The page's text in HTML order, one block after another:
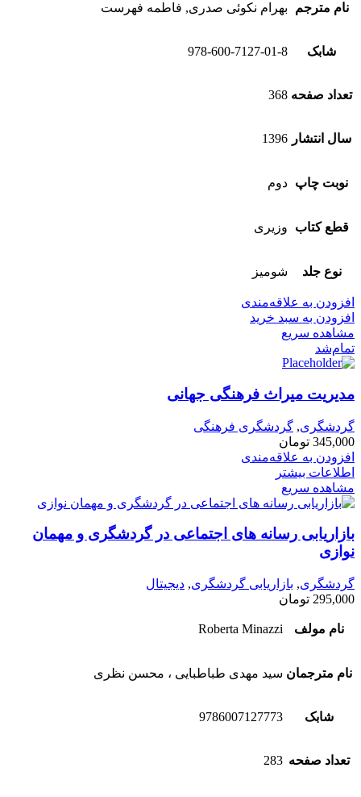
نام مترجم بهرام نکوئی صدری, فاطمه فهرست
شابک 978-600-7127-01-8
تعداد صفحه 368
سال انتشار 1396
نوبت چاپ دوم
قطع کتاب وزیری
نوع جلد شومیز
افزودن به علاقه‌مندی
افزودن به سبد خرید
مشاهده سریع
تمام‌شد
مدیریت میراث فرهنگی جهانی
گردشگری, گردشگری فرهنگی
345,000 تومان
افزودن به علاقه‌مندی
اطلاعات بیشتر
مشاهده سریع
بازاریابی رسانه های اجتماعی در گردشگری و مهمان
نوازی
گردشگری, بازاریابی گردشگری, دیجیتال
295,000 تومان
نام مولف Roberta Minazzi
نام مترجمان سید مهدی طباطبایی ، محسن نظری
شابک 9786007127773
تعداد صفحه 283